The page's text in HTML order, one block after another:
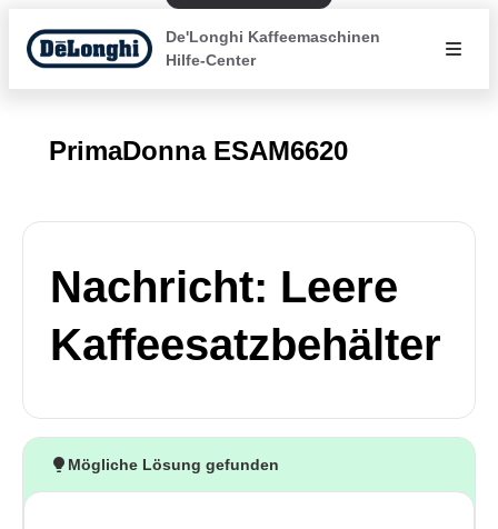
De'Longhi Kaffeemaschinen
Hilfe-Center
PrimaDonna ESAM6620
Nachricht: Leere
Kaffeesatzbehälter
Mögliche Lösung gefunden